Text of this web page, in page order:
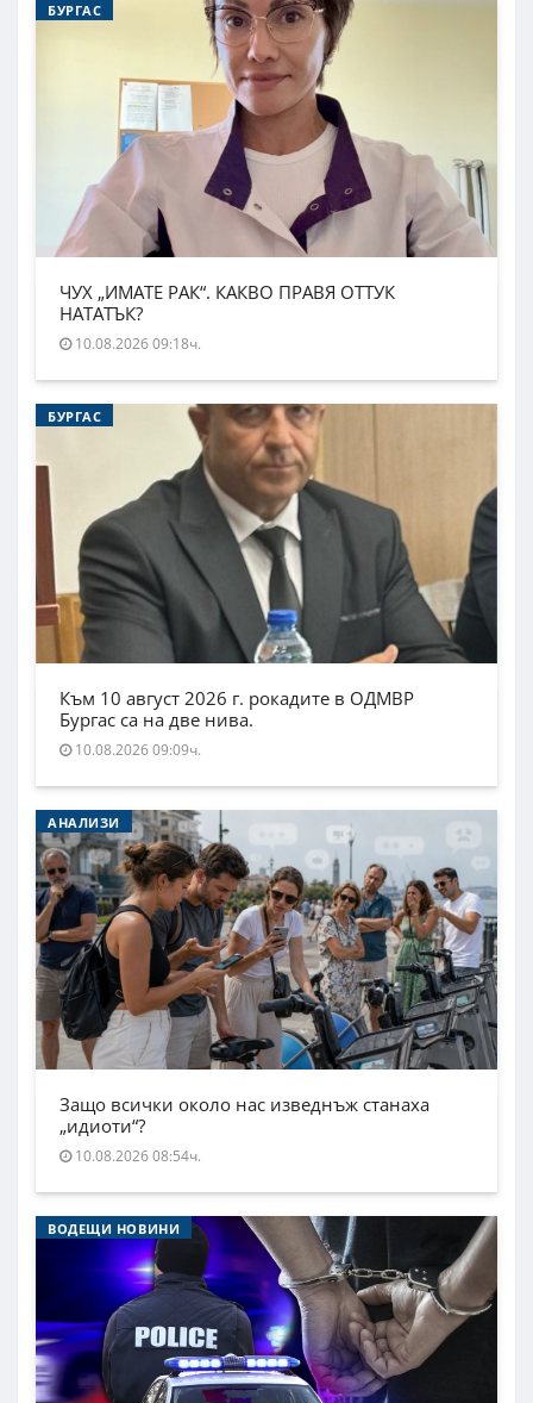
БУРГАС
ЧУХ „ИМАТЕ РАК“. КАКВО ПРАВЯ ОТТУК
НАТАТЪК?
10.08.2026 09:18ч.
БУРГАС
Към 10 август 2026 г. рокадите в ОДМВР
Бургас са на две нива.
10.08.2026 09:09ч.
АНАЛИЗИ
Защо всички около нас изведнъж станаха
„идиоти“?
10.08.2026 08:54ч.
ВОДЕЩИ НОВИНИ